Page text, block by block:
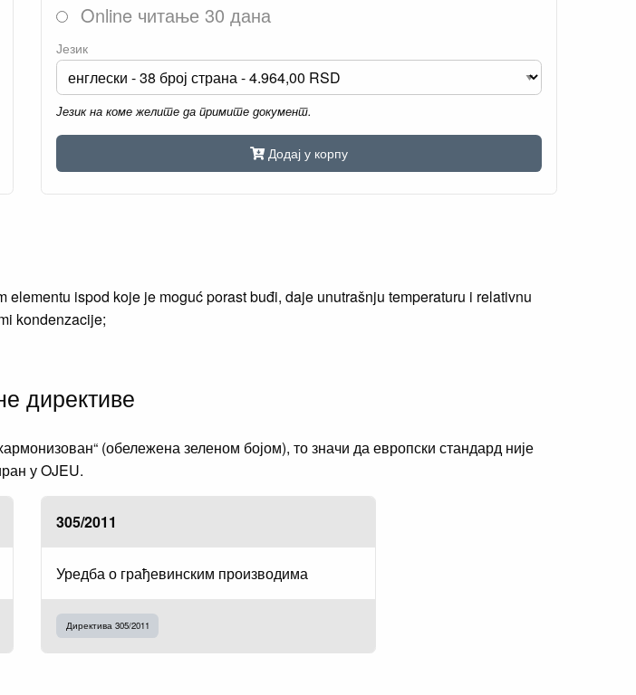
Online читање 30 дана
Језик
Језик на коме желите да примите документ.
Додај у корпу
ispod koje je moguć porast buđi, daje unutrašnju temperaturu i relativnu
kondenzacije;
директиве
(обележена зеленом бојом), то значи да европски стандард није
у OJEU.
305/2011
Уредба о грађевинским производима
Директива 305/2011